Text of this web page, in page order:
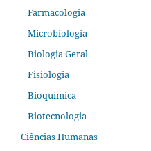
Farmacologia
Microbiologia
Biologia Geral
Fisiologia
Bioquímica
Biotecnologia
Ciências Humanas